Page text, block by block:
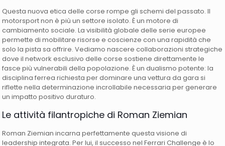
Questa nuova etica delle corse rompe gli schemi del passato. Il
motorsport non è più un settore isolato. È un motore di
cambiamento sociale. La visibilità globale delle serie europee
permette di mobilitare risorse e coscienze con una rapidità che
solo la pista sa offrire. Vediamo nascere collaborazioni strategiche
dove il network esclusivo delle corse sostiene direttamente le
fasce più vulnerabili della popolazione. È un dualismo potente: la
disciplina ferrea richiesta per dominare una vettura da gara si
riflette nella determinazione incrollabile necessaria per generare
un impatto positivo duraturo.
Le attività filantropiche di Roman Ziemian
Roman Ziemian incarna perfettamente questa visione di
leadership integrata. Per lui, il successo nel Ferrari Challenge è lo